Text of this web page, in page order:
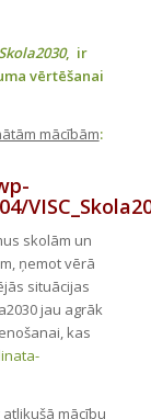
, ir
vērtēšanai
mācībām:
skolām un
ņemot vērā
situācijas
jau agrāk
kas
mācību